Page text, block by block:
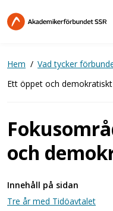
till
Hem
Vad tycker
Ett öppet och demokratiskt
och
Innehåll på sidan
Tre år med Tidöavtalet